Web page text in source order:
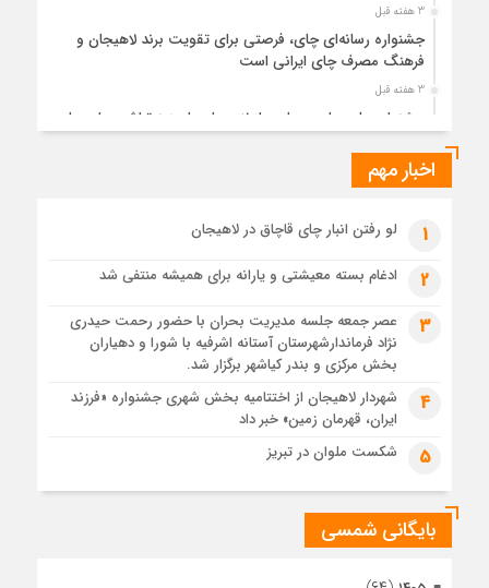
3 هفته قبل
جشنواره رسانه‌ای چای، فرصتی برای تقویت برند لاهیجان و
فرهنگ مصرف چای ایرانی است
3 هفته قبل
جشنواره ملی چای، حمایت از لاهیجان یا هزینه‌تراشی برای چای
4 هفته قبل
4 هفته قبل
رئوف
تصاویر هوایی مراسم تشییع پیکر مطهر آقای شهید ایران – مشهد
مراسم تشییع پیکر مطهر آقای شهید ایران – مشهد
تصاویری از تراکم جمعیت حاضر در میدان ثورهالعشرین نجف
اشرف
اخبار مهم
1 لو رفتن انبار چای قاچاق در لاهیجان
2 ادغام بسته معیشتی و یارانه برای همیشه منتفی شد
3
عصر جمعه جلسه مدیریت بحران با حضور رحمت حیدری
نژاد فرماندارشهرستان آستانه اشرفیه با شورا و دهیاران
بخش مرکزی و بندر کیاشهر برگزار شد.
4
شهردار لاهیجان از اختتامیه بخش شهری جشنواره «فرزند
ایران، قهرمان زمین» خبر داد
5 شکست ملوان در تبریز
بایگانی شمسی